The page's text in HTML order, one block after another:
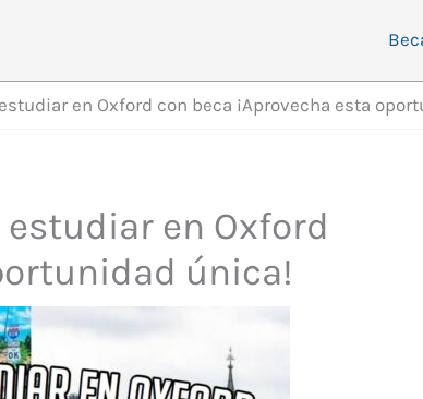
en Oxford con beca ¡Aprovecha esta
en Oxford
única!